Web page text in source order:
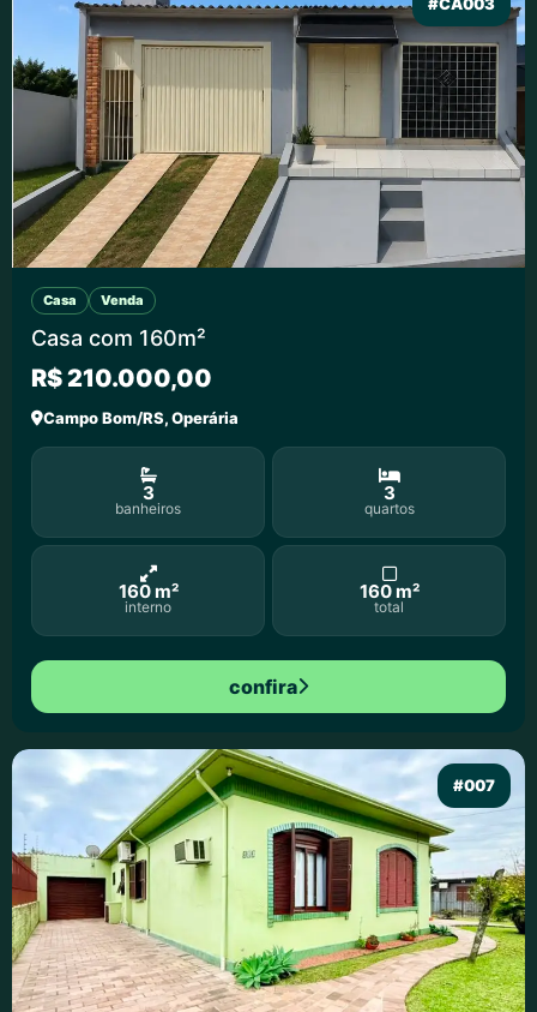
Casa Venda
Casa com 160m²
R$ 210.000,00
Campo Bom/RS, Operária
3
banheiros
3
quartos
160 m²
interno
160 m²
total
confira
#007